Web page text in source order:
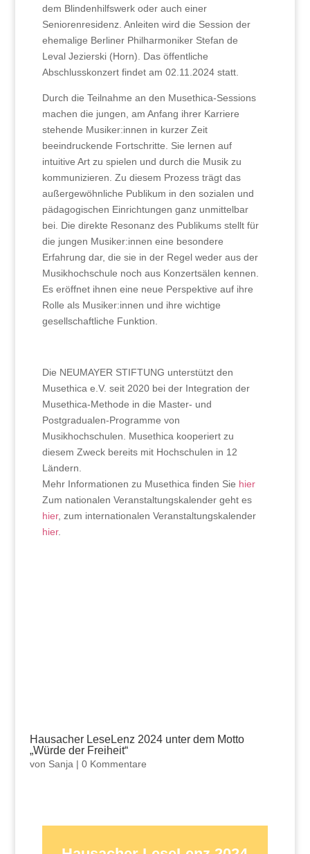
dem Blindenhilfswerk oder auch einer
Seniorenresidenz. Anleiten wird die Session der
ehemalige Berliner Philharmoniker Stefan de
Leval Jezierski (Horn). Das öffentliche
Abschlusskonzert findet am 02.11.2024 statt.
Durch die Teilnahme an den Musethica-Sessions
machen die jungen, am Anfang ihrer Karriere
stehende Musiker:innen in kurzer Zeit
beeindruckende Fortschritte. Sie lernen auf
intuitive Art zu spielen und durch die Musik zu
kommunizieren. Zu diesem Prozess trägt das
außergewöhnliche Publikum in den sozialen und
pädagogischen Einrichtungen ganz unmittelbar
bei. Die direkte Resonanz des Publikums stellt für
die jungen Musiker:innen eine besondere
Erfahrung dar, die sie in der Regel weder aus der
Musikhochschule noch aus Konzertsälen kennen.
Es eröffnet ihnen eine neue Perspektive auf ihre
Rolle als Musiker:innen und ihre wichtige
gesellschaftliche Funktion.
Die NEUMAYER STIFTUNG unterstützt den
Musethica e.V. seit 2020 bei der Integration der
Musethica-Methode in die Master- und
Postgradualen-Programme von
Musikhochschulen. Musethica kooperiert zu
diesem Zweck bereits mit Hochschulen in 12
Ländern.
Mehr Informationen zu Musethica finden Sie hier
Zum nationalen Veranstaltungskalender geht es
hier, zum internationalen Veranstaltungskalender
hier.
Hausacher LeseLenz 2024 unter dem Motto
„Würde der Freiheit“
von Sanja | 0 Kommentare